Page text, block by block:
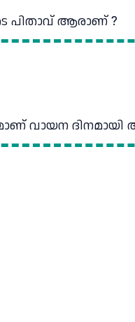
പിതാവ് ആരാണ് ?
വായന ദിനമായി